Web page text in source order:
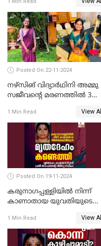
ചെയ്തു
Posted On 22-11-2024
നഴ്സിങ് വിദ്യാര്‍ഥിനി അമ്മു
സജീവന്റെ മരണത്തില്‍ 3
രേഖപ്പെടുത്തി
1 Min Read View All
Posted On 19-11-2024
കരുനാഗപ്പള്ളിയില്‍ നിന്ന്
കാണാതായ യുവതിയുടെ
1 Min Read View All